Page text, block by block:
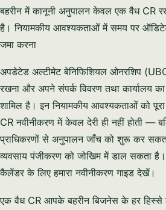
बहरीन में कानूनी अनुपालन केवल एक वैध CR
है। नियामकीय आवश्यकताओं में समय पर ऑडिटेड
जमा करना
अपडेटेड अल्टीमेट बेनिफिशियल ओनरशिप
रखना और अपने संपर्क विवरण तथा कार्यालय
शामिल है। इन नियामकीय आवश्यकताओं को
CR नवीनीकरण में केवल देरी ही नहीं होती —
प्राधिकरणों से अनुपालन जाँच को शुरू कर
व्यवसाय पंजीकरण को जोखिम में डाल सकता
कैलेंडर के लिए हमारा नवीनीकरण गाइड देखें।
एक वैध CR आपके बहरीन बिजनेस के हर हिस्से